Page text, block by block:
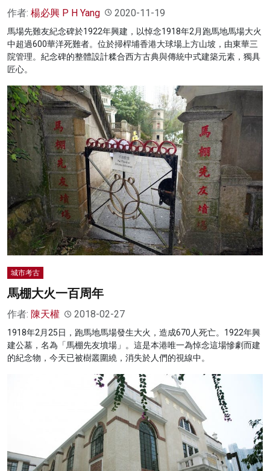
作者: 楊必興 P H Yang 2020-11-19
馬場先難友紀念碑於1922年興建，以悼念1918年2月跑馬地馬場大火
中超過600華洋死難者。位於掃桿埔香港大球場上方山坡，由東華三
院管理。紀念碑的整體設計糅合西方古典與傳統中式建築元素，獨具
匠心。
城市考古
馬棚大火一百周年
作者: 陳天權 2018-02-27
1918年2月25日，跑馬地馬場發生大火，造成670人死亡。1922年興
建公墓，名為「馬棚先友墳場」。這是本港唯一為悼念這場慘劇而建
的紀念物，今天已被樹叢圍繞，消失於人們的視線中。